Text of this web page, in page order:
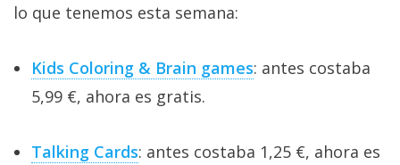
lo que tenemos esta semana:
Kids Coloring & Brain games: antes costaba
5,99 €, ahora es gratis.
Talking Cards: antes costaba 1,25 €, ahora es